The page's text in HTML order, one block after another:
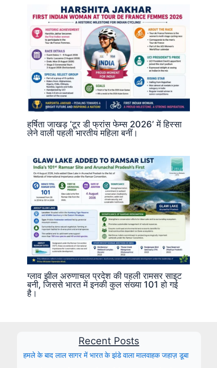
हर्षिता जाखड़ ‘टूर डी फ्रांस फेम्स 2026’ में हिस्सा
लेने वाली पहली भारतीय महिला बनीं।
ग्लाव झील अरुणाचल प्रदेश की पहली रामसर साइट
बनी, जिससे भारत में इनकी कुल संख्या 101 हो गई
है।
Recent Posts
हमले के बाद लाल सागर में भारत के झंडे वाला मालवाहक जहाज़ डूबा